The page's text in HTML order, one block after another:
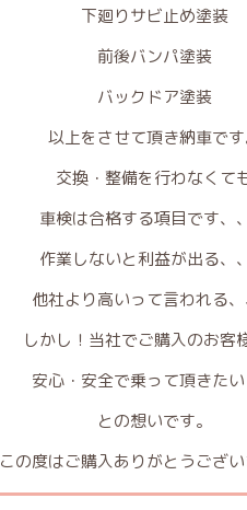
下廻りサビ止め塗装
前後バンパ塗装
バックドア塗装
以上をさせて頂き納車です
交換・整備を行わなくて
車検は合格する項目です、、
作業しないと利益が出る、、
他社より高いって言われる、
しかし！当社でご購入のお客
安心・安全で乗って頂きたい
との想いです。
この度はご購入ありがとうござい